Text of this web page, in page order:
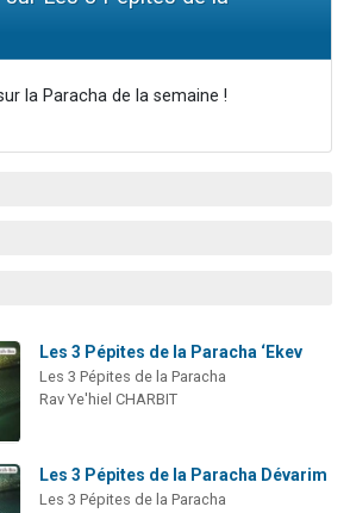
4 personnes viennent de nous rejoindre sur WhatsApp
Il reste 49 places pour étudier en groupe sur Zoom
la Paracha de la semaine !
Les 3 Pépites de la Paracha ‘Ekev
Les 3 Pépites de la Paracha
Rav Ye'hiel CHARBIT
Les 3 Pépites de la Paracha Dévarim
Les 3 Pépites de la Paracha